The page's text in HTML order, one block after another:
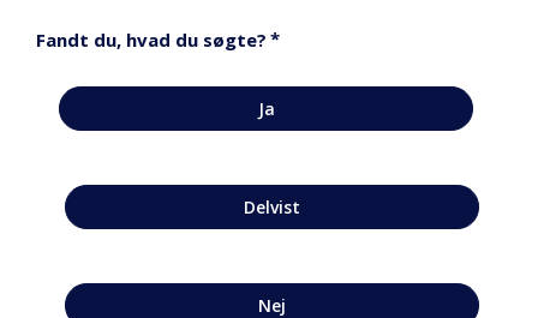
Fandt du, hvad du søgte? *
Ja
Delvist
Nej